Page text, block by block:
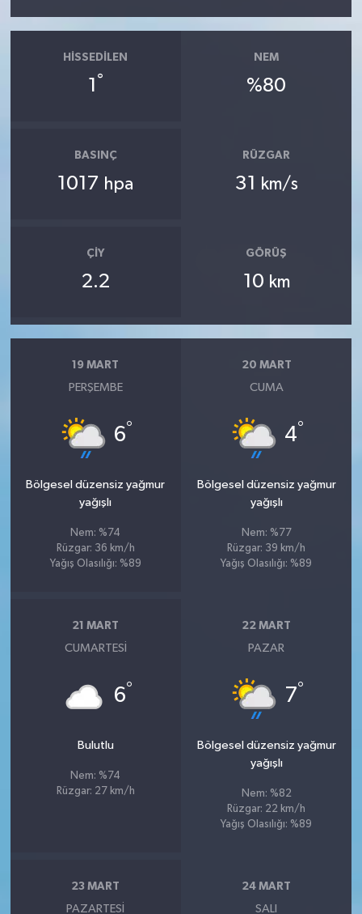
HISSEDILEN
1 °
NEM
%80
BASINÇ
1017 hpa
RÜZGAR
31 km/s
ÇIY
2.2
GÖRÜŞ
10 km
19 MART
PERŞEMBE
6°
Bölgesel düzensiz yağmur
yağışlı
Nem: %74
Rüzgar: 36 km/h
Yağış Olasılığı: %89
20 MART
CUMA
4°
Bölgesel düzensiz yağmur
yağışlı
Nem: %77
Rüzgar: 39 km/h
Yağış Olasılığı: %89
21 MART
CUMARTESI
6°
Bulutlu
Nem: %74
Rüzgar: 27 km/h
22 MART
PAZAR
7°
Bölgesel düzensiz yağmur
yağışlı
Nem: %82
Rüzgar: 22 km/h
Yağış Olasılığı: %89
23 MART
PAZARTESI
24 MART
SALI